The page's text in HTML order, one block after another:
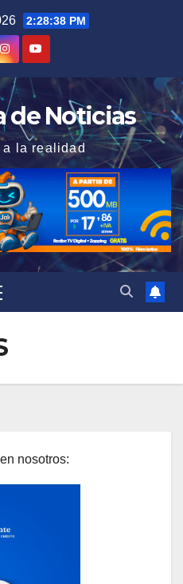
2:28:39 PM
de Noticias
a la realidad
nosotros: